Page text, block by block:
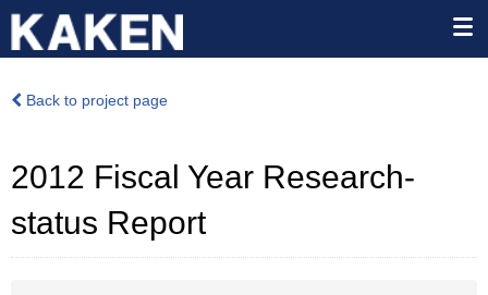
Back to project page
2012 Fiscal Year Research-
status Report